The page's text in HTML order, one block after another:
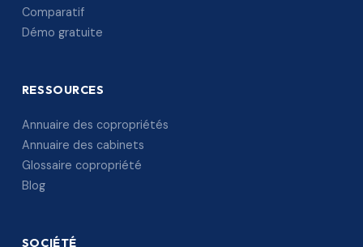
Comparatif
Démo gratuite
RESSOURCES
Annuaire des copropriétés
Annuaire des cabinets
Glossaire copropriété
Blog
SOCIÉTÉ